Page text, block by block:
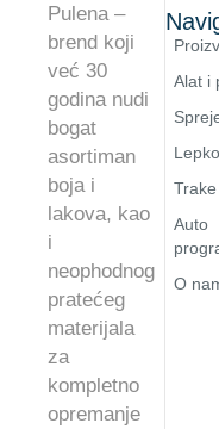
Pulena –
brend koji
već 30
godina nudi
bogat
asortiman
boja i
lakova, kao
i
neophodnog
pratećeg
materijala
za
kompletno
opremanje
Alat i
Trake
Auto
O